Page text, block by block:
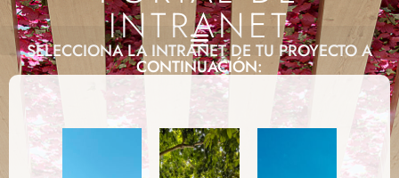
INTRANET
SELECCIONA LA INTRANET DE TU PROYECTO A
CONTINUACIÓN: